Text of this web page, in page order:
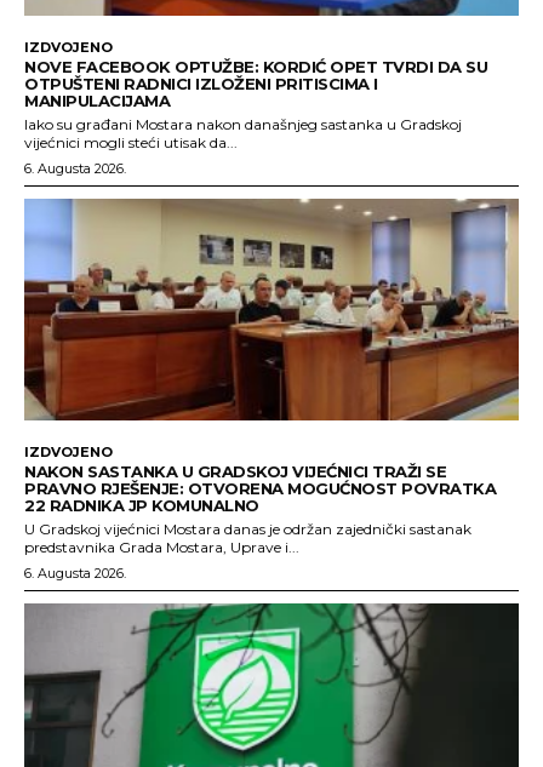
IZDVOJENO
NOVE FACEBOOK OPTUŽBE: KORDIĆ OPET TVRDI DA SU
OTPUŠTENI RADNICI IZLOŽENI PRITISCIMA I
MANIPULACIJAMA
Iako su građani Mostara nakon današnjeg sastanka u Gradskoj
vijećnici mogli steći utisak da...
6. Augusta 2026.
IZDVOJENO
NAKON SASTANKA U GRADSKOJ VIJEĆNICI TRAŽI SE
PRAVNO RJEŠENJE: OTVORENA MOGUĆNOST POVRATKA
22 RADNIKA JP KOMUNALNO
U Gradskoj vijećnici Mostara danas je održan zajednički sastanak
predstavnika Grada Mostara, Uprave i...
6. Augusta 2026.